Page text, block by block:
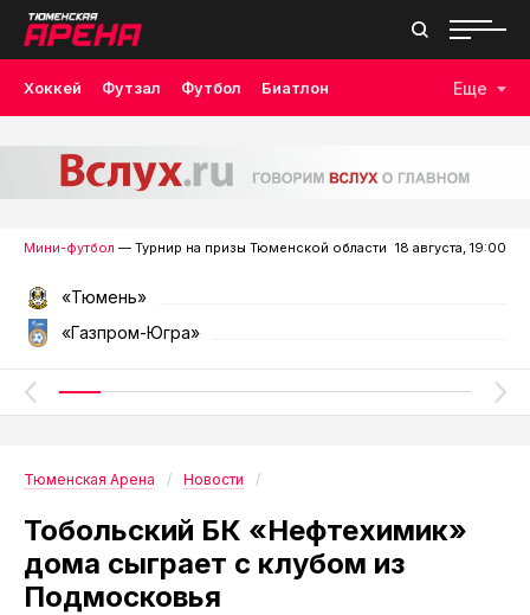
Хоккей Футзал Футбол Биатлон Еще
Мини-футбол — Турнир на призы Тюменской области 18 августа, 19:00
«Тюмень»
«Газпром-Югра»
Тюменская Арена Новости
Тобольский БК «Нефтехимик»
дома сыграет с клубом из
Подмосковья